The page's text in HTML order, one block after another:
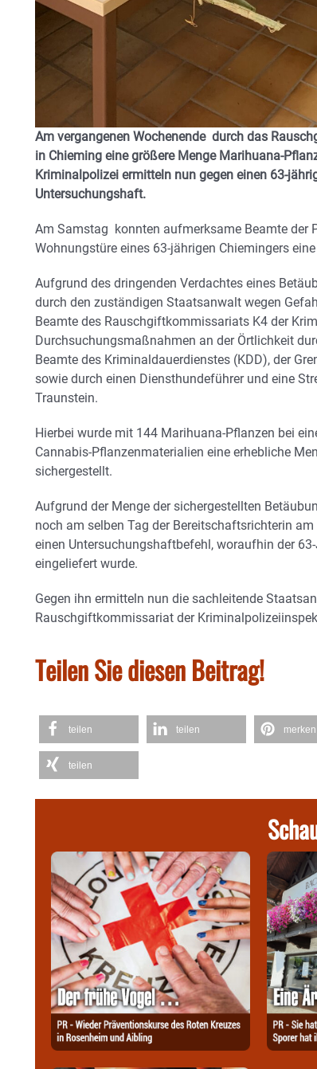
Am vergangenen Wochenende durch das
in Chieming eine größere Menge Marihuana-
Kriminalpolizei ermitteln nun gegen einen 63-
Untersuchungshaft.
Am Samstag konnten aufmerksame Beamte der
Wohnungstüre eines 63-jährigen Chiemingers
Aufgrund des dringenden Verdachtes eines
durch den zuständigen Staatsanwalt wegen
Beamte des Rauschgiftkommissariats K4 der
Durchsuchungsmaßnahmen an der Örtlichkeit
Beamte des Kriminaldauerdienstes (KDD), der
sowie durch einen Diensthundeführer und eine
Traunstein.
Hierbei wurde mit 144 Marihuana-Pflanzen bei
Cannabis-Pflanzenmaterialien eine erhebliche
sichergestellt.
Aufgrund der Menge der sichergestellten
noch am selben Tag der Bereitschaftsrichterin
einen Untersuchungshaftbefehl, woraufhin der
eingeliefert wurde.
Gegen ihn ermitteln nun die sachleitende
Rauschgiftkommissariat der
Teilen Sie diesen Beitrag!
teilen teilen merken
teilen